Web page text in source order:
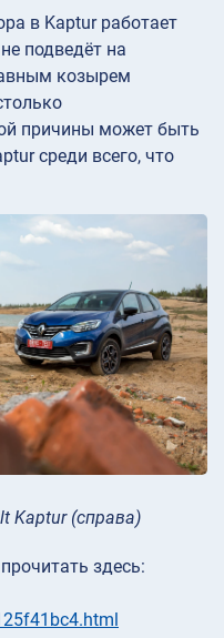
в Kaptur работает
подведёт на
козырем
причины может быть
среди всего, что
Kaptur (справа)
здесь: